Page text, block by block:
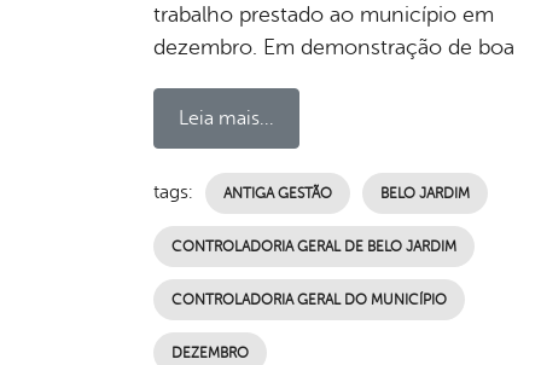
trabalho prestado ao município em
dezembro. Em demonstração de boa
Leia mais...
tags: ANTIGA GESTÃO BELO JARDIM
CONTROLADORIA GERAL DE BELO JARDIM
CONTROLADORIA GERAL DO MUNICÍPIO
DEZEMBRO